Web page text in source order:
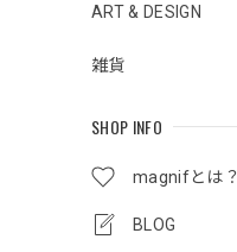
ART & DESIGN
雑貨
SHOP INFO
magnifとは？
BLOG